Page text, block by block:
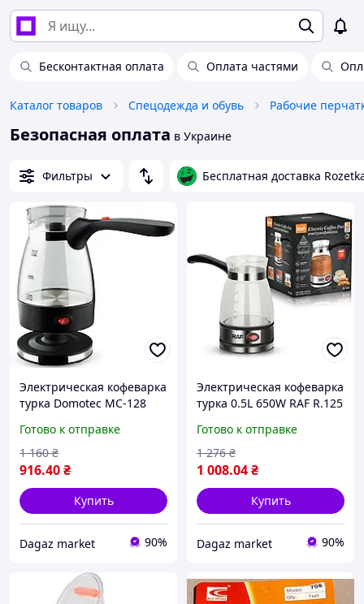
Бесконтактная оплата Оплата частями
Каталог товаров Спецодежда и обувь Рабочие
Безопасная оплата в Украине
Фильтры Бесплатная доставка
Электрическая кофеварка
турка Domotec MC-128
Готово к отправке
916.40₴
1 160 ₴
Купить
Dagaz market 90%
Электрическая кофеварка
турка 0.5L 650W RAF R.125
Готово к отправке
1 008.04₴
1 276 ₴
Купить
Dagaz market 90%